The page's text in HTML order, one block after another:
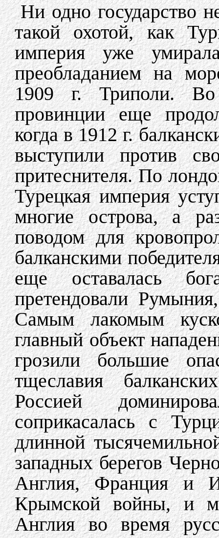
Ни одно государство
такой охотой, как
империя уже
преобладанием на
1909 г. Триполи. Во
провинции еще
когда в 1912 г.
выступили против
притеснителя. По
Турецкая империя
многие острова, а
поводом для
балканскими
еще оставалась
претендовали
Самым лакомым
главный объект
грозили большие
тщеславия
Россией
соприкасалась с
длинной
западных берегов
Англия, Франция и
Крымской войны, и
Англия во время